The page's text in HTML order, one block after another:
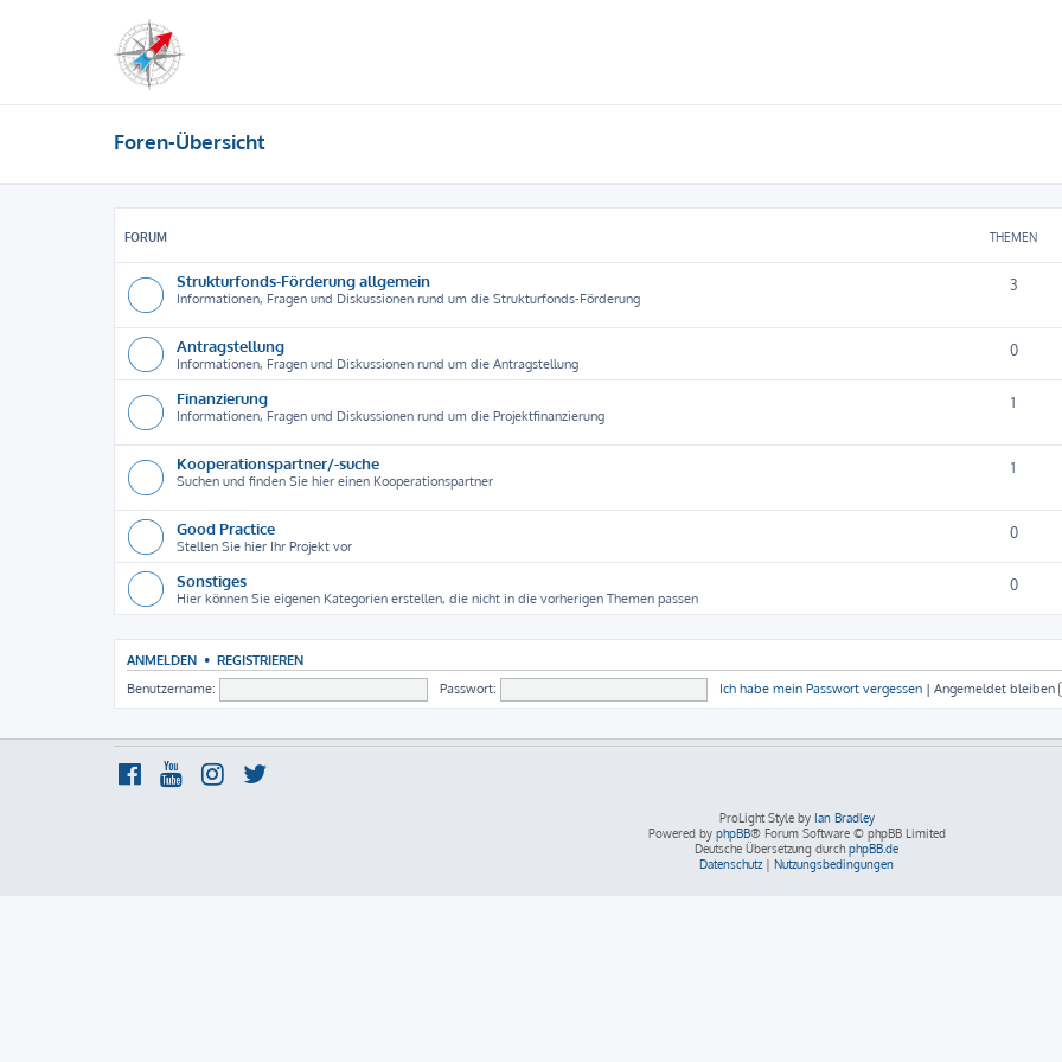
Foren-Übersicht
FORUM THEMEN
Strukturfonds-Förderung allgemein
Informationen, Fragen und Diskussionen rund um die Strukturfonds-Förderung
3
Antragstellung
Informationen, Fragen und Diskussionen rund um die Antragstellung
0
Finanzierung
Informationen, Fragen und Diskussionen rund um die Projektfinanzierung
1
Kooperationspartner/-suche
Suchen und finden Sie hier einen Kooperationspartner
1
Good Practice
Stellen Sie hier Ihr Projekt vor
0
Sonstiges
Hier können Sie eigenen Kategorien erstellen, die nicht in die vorherigen Themen passen
0
ANMELDEN • REGISTRIEREN
Benutzername: Passwort: Ich habe mein Passwort vergessen | Angemeldet bleiben
ProLight Style by Ian Bradley
Powered by phpBB® Forum Software © phpBB Limited
Deutsche Übersetzung durch phpBB.de
Datenschutz | Nutzungsbedingungen